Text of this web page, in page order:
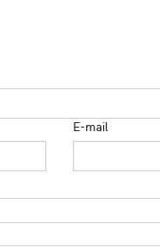
E-mail